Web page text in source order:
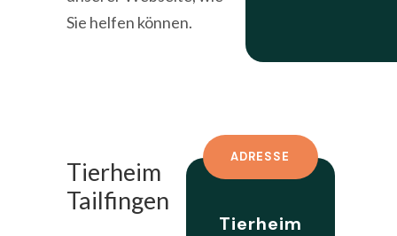
Sie helfen können.
Tierheim
Tailfingen
ADRESSE
Tierheim